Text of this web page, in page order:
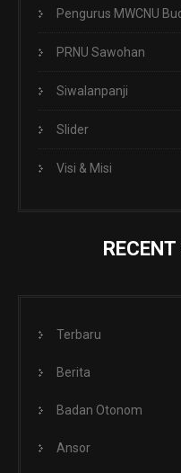
Pengurus MWCNU
PRNU Sawohan
Siwalanpanji
Slider
Visi & Misi
Terbaru
Berita
Badan Otonom
Ansor